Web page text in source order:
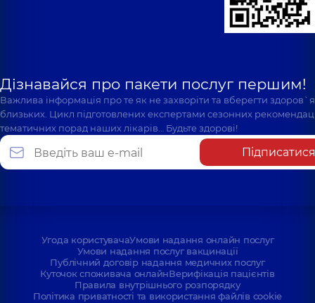
Дізнавайся про пакети послуг першим!
Важлива інформація про те як не захворіти та вберегти
близьких. Цикл підготовлених експертами сезонних
тематичних порад наших лікарів… Будьте здорові!
Підписатися
Угода користувачаУмови надання онлайн послуг
Умови надання послуг вакцинації
Публічний договір надання медичних послуг
Куточок споживача онлайнВерифікація пацієнтів
Правила внутрішнього розпорядку
Політика приватності та використання файлів cookie